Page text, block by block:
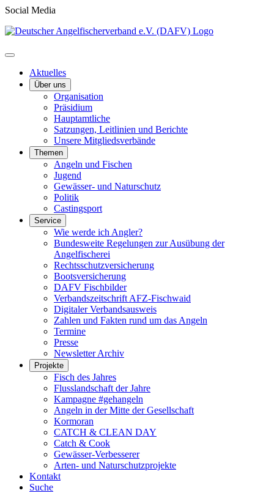
Social Media
Aktuelles
Über uns
Organisation
Präsidium
Hauptamtliche
Satzungen, Leitlinien und Berichte
Unsere Mitgliedsverbände
Themen
Angeln und Fischen
Jugend
Gewässer- und Naturschutz
Politik
Castingsport
Service
Wie werde ich Angler?
Bundesweite Regelungen zur Ausübung der
Angelfischerei
Rechtsschutzversicherung
Bootsversicherung
DAFV Fischbilder
Verbandszeitschrift AFZ-Fischwaid
Digitaler Verbandsausweis
Zahlen und Fakten rund um das Angeln
Termine
Presse
Newsletter Archiv
Projekte
Fisch des Jahres
Flusslandschaft der Jahre
Kampagne #gehangeln
Angeln in der Mitte der Gesellschaft
Kormoran
CATCH & CLEAN DAY
Catch & Cook
Gewässer-Verbesserer
Arten- und Naturschutzprojekte
Kontakt
Suche